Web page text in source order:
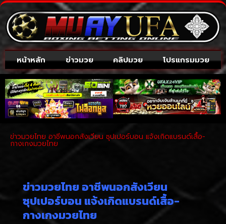
หน้าหลัก ข่าวมวย คลิปมวย โปรแกรมมวย
ข่าวมวยไทย อาชีพนอกสังเวียน ซุปเปอร์บอน แจ้งเกิดแบรนด์เสื้อ-
กางเกงมวยไทย
ข่าวมวยไทย อาชีพนอกสังเวียน
ซุปเปอร์บอน แจ้งเกิดแบรนด์เสื้อ-
กางเกงมวยไทย